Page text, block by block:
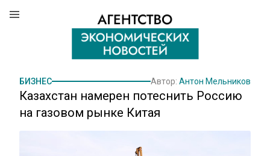
БИЗНЕС Автор: Антон Мельников
Казахстан намерен потеснить Россию
на газовом рынке Китая